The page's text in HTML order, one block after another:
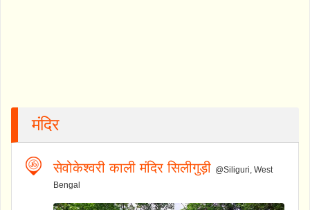
मंदिर
सेवोकेश्वरी काली मंदिर सिलीगुड़ी @Siliguri, West
Bengal